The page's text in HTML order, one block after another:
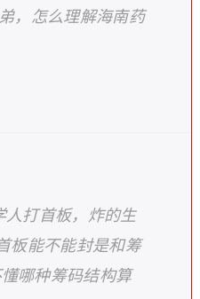
，怎么理解海南药
人打首板，炸的生
板能不能封是和筹
哪种筹码结构算